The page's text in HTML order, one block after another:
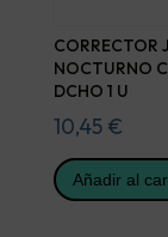
CORRECTOR
NOCTURNO
DCHO 1 U
10,45 €
Añadir al